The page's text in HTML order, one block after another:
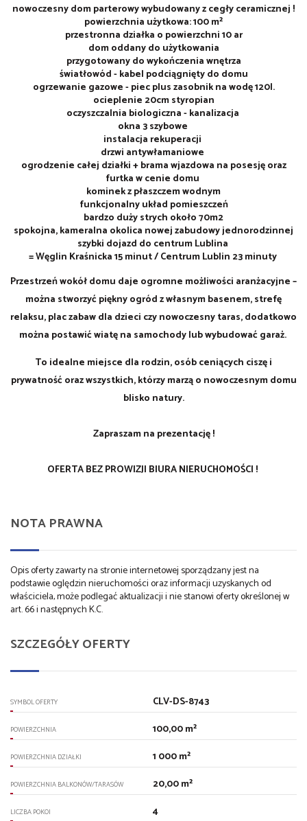
nowoczesny dom parterowy wybudowany z cegły ceramicznej !
powierzchnia użytkowa: 100 m²
przestronna działka o powierzchni 10 ar
dom oddany do użytkowania
przygotowany do wykończenia wnętrza
światłowód - kabel podciągnięty do domu
ogrzewanie gazowe - piec plus zasobnik na wodę 120l.
ocieplenie 20cm styropian
oczyszczalnia biologiczna - kanalizacja
okna 3 szybowe
instalacja rekuperacji
drzwi antywłamaniowe
ogrodzenie całej działki + brama wjazdowa na posesję oraz
furtka w cenie domu
kominek z płaszczem wodnym
funkcjonalny układ pomieszczeń
bardzo duży strych około 70m2
spokojna, kameralna okolica nowej zabudowy jednorodzinnej
szybki dojazd do centrum Lublina
= Węglin Kraśnicka 15 minut / Centrum Lublin 23 minuty
Przestrzeń wokół domu daje ogromne możliwości aranżacyjne –
można stworzyć piękny ogród z własnym basenem, strefę
relaksu, plac zabaw dla dzieci czy nowoczesny taras, dodatkowo
można postawić wiatę na samochody lub wybudować garaż.
To idealne miejsce dla rodzin, osób ceniących ciszę i
prywatność oraz wszystkich, którzy marzą o nowoczesnym domu
blisko natury.
Zapraszam na prezentację !
OFERTA BEZ PROWIZJI BIURA NIERUCHOMOŚCI !
NOTA PRAWNA
Opis oferty zawarty na stronie internetowej sporządzany jest na
podstawie oględzin nieruchomości oraz informacji uzyskanych od
właściciela, może podlegać aktualizacji i nie stanowi oferty określonej w
art. 66 i następnych K.C.
SZCZEGÓŁY OFERTY
SYMBOL OFERTY CLV-DS-8743
POWIERZCHNIA 100,00 m²
POWIERZCHNIA DZIAŁKI 1 000 m²
POWIERZCHNIA BALKONÓW/TARASÓW 20,00 m²
LICZBA POKOI 4